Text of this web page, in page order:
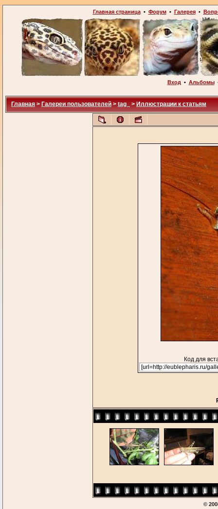
Главная страница• Форум• Галерея•
Вход • Альбомы
Главная > Галереи пользователей > tag_ > Иллюстрации к статьям
Код для
©